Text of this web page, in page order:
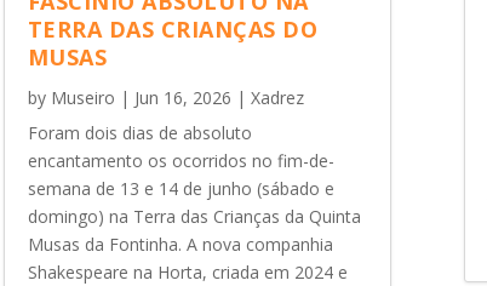
TERRA DAS CRIANÇAS DO
MUSAS
by Museiro | Jun 16, 2026 | Xadrez
Foram dois dias de absoluto
encantamento os ocorridos no fim-de-
semana de 13 e 14 de junho (sábado e
domingo) na Terra das Crianças da Quinta
Musas da Fontinha. A nova companhia
Shakespeare na Horta, criada em 2024 e